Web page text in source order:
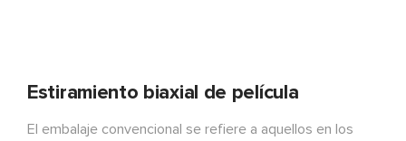
Estiramiento biaxial de película
El embalaje convencional se refiere a aquellos en los